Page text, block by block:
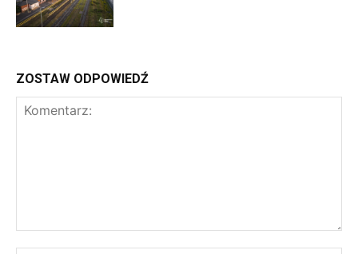
ZOSTAW ODPOWIEDŹ